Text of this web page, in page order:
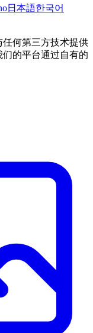
日本語한국어
任何第三方技术提供
的平台通过自有的